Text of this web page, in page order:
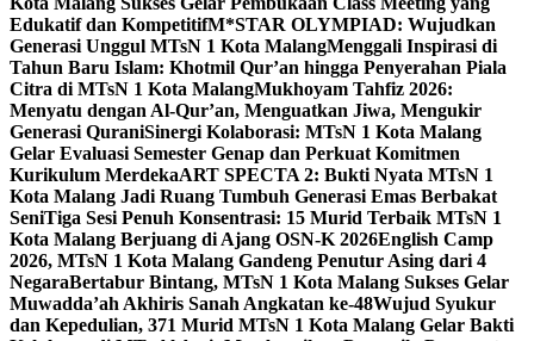
Edukatif dan KompetitifM*STAR OLYMPIAD: Wujudkan
Generasi Unggul MTsN 1 Kota MalangMenggali Inspirasi di
Tahun Baru Islam: Khotmil Qur’an hingga Penyerahan Piala
Citra di MTsN 1 Kota MalangMukhoyam Tahfiz 2026:
Menyatu dengan Al-Qur’an, Menguatkan Jiwa, Mengukir
Generasi QuraniSinergi Kolaborasi: MTsN 1 Kota Malang
Gelar Evaluasi Semester Genap dan Perkuat Komitmen
Kurikulum MerdekaART SPECTA 2: Bukti Nyata MTsN 1
Kota Malang Jadi Ruang Tumbuh Generasi Emas Berbakat
SeniTiga Sesi Penuh Konsentrasi: 15 Murid Terbaik MTsN 1
Kota Malang Berjuang di Ajang OSN-K 2026English Camp
2026, MTsN 1 Kota Malang Gandeng Penutur Asing dari 4
NegaraBertabur Bintang, MTsN 1 Kota Malang Sukses Gelar
Muwadda’ah Akhiris Sanah Angkatan ke-48Wujud Syukur
dan Kepedulian, 371 Murid MTsN 1 Kota Malang Gelar Bakti